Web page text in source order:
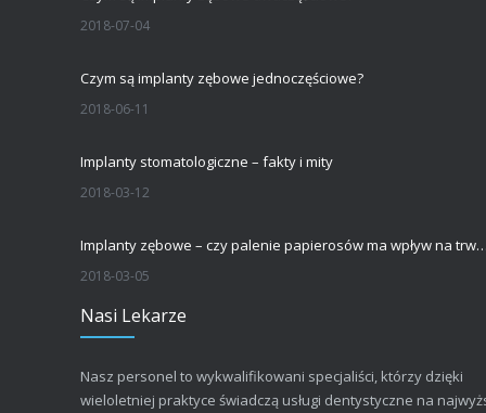
2018-07-04
Czym są implanty zębowe jednoczęściowe?
2018-06-11
Implanty stomatologiczne – fakty i mity
2018-03-12
Implanty zębowe – czy palenie papierosów ma
2018-03-05
Nasi Lekarze
Nasz personel to wykwalifikowani specjaliści, którzy dzięki
wieloletniej praktyce świadczą usługi dentystyczne na